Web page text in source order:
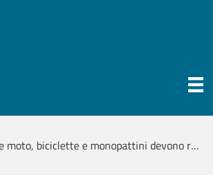
Home » Anche moto, biciclette e monopattini devono rispettare i 30 km/h?